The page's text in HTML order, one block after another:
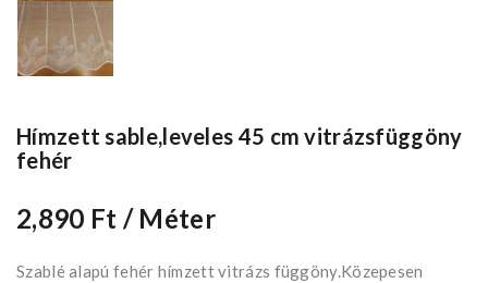
Hímzett sable,leveles 45 cm vitrázsfüggöny
fehér
2,890 Ft / Méter
Szablé alapú fehér hímzett vitrázs függöny.Közepesen